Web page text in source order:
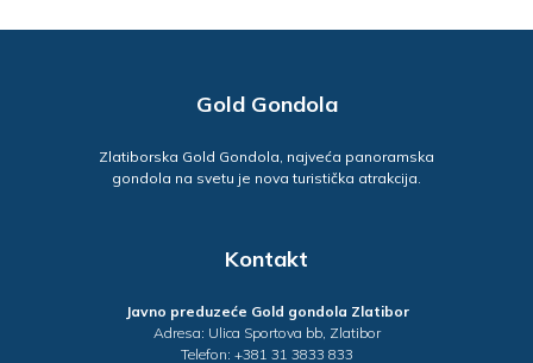
Gold Gondola
Zlatiborska Gold Gondola, najveća panoramska
gondola na svetu je nova turistička atrakcija.
Kontakt
Javno preduzeće Gold gondola Zlatibor
Adresa: Ulica Sportova bb, Zlatibor
Telefon: +381 31 3833 833